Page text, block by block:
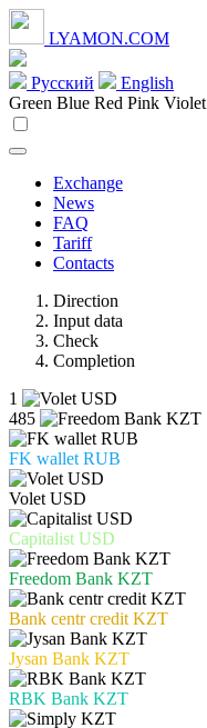
LYAMON.COM
Русский
English
Green Blue Red Pink Violet
Exchange
News
FAQ
Tariff
Contacts
Direction
Input data
Check
Completion
1
485
FK wallet RUB
Volet USD
Capitalist USD
Freedom Bank KZT
Bank centr credit KZT
Jysan Bank KZT
RBK Bank KZT